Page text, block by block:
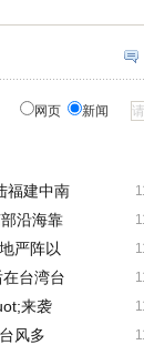
网页 新闻
福建中南
沿海靠
严阵以
台湾台
来袭
风多